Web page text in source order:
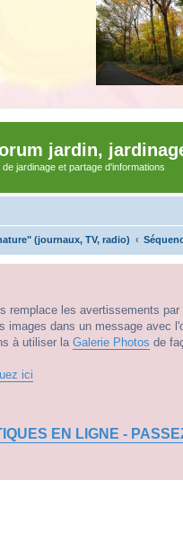
jardin,
jardinage et partage d'informations
(journaux, TV, radio)
remplace les avertissements
images dans un message avec
à utiliser la Galerie Photos de
ici
EN LIGNE -